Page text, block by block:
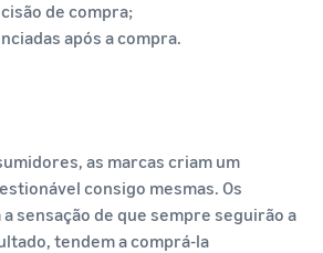
de compra;
após a compra.
as marcas criam um
consigo mesmas. Os
sensação de que sempre seguirão a
tendem a comprá-la